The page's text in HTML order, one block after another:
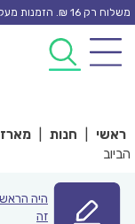
Skip
content
משלוח רק 16 ₪. הזמנות מעל 250 ₪ משלוח נק’ איסוף חינם
ראשי חנות
הביוב
היה
זה